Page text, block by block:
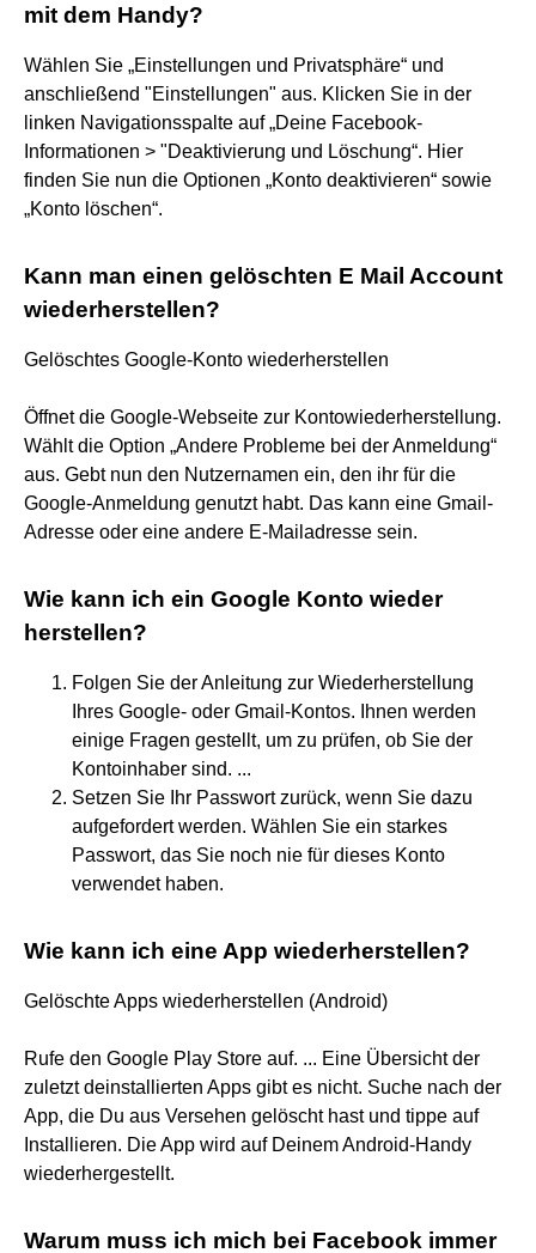
mit dem Handy?
Wählen Sie „Einstellungen und Privatsphäre“ und
anschließend "Einstellungen" aus. Klicken Sie in der
linken Navigationsspalte auf „Deine Facebook-
Informationen > "Deaktivierung und Löschung“. Hier
finden Sie nun die Optionen „Konto deaktivieren“ sowie
„Konto löschen“.
Kann man einen gelöschten E Mail Account
wiederherstellen?
Gelöschtes Google-Konto wiederherstellen
Öffnet die Google-Webseite zur Kontowiederherstellung.
Wählt die Option „Andere Probleme bei der Anmeldung“
aus. Gebt nun den Nutzernamen ein, den ihr für die
Google-Anmeldung genutzt habt. Das kann eine Gmail-
Adresse oder eine andere E-Mailadresse sein.
Wie kann ich ein Google Konto wieder
herstellen?
Folgen Sie der Anleitung zur Wiederherstellung
Ihres Google- oder Gmail-Kontos. Ihnen werden
einige Fragen gestellt, um zu prüfen, ob Sie der
Kontoinhaber sind. ...
Setzen Sie Ihr Passwort zurück, wenn Sie dazu
aufgefordert werden. Wählen Sie ein starkes
Passwort, das Sie noch nie für dieses Konto
verwendet haben.
Wie kann ich eine App wiederherstellen?
Gelöschte Apps wiederherstellen (Android)
Rufe den Google Play Store auf. ... Eine Übersicht der
zuletzt deinstallierten Apps gibt es nicht. Suche nach der
App, die Du aus Versehen gelöscht hast und tippe auf
Installieren. Die App wird auf Deinem Android-Handy
wiederhergestellt.
Warum muss ich mich bei Facebook immer